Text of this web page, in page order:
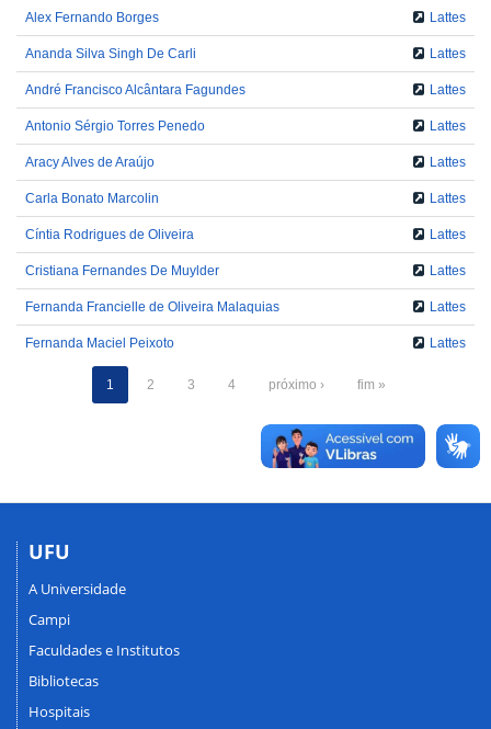
Alex Fernando Borges Lattes
Ananda Silva Singh De Carli Lattes
André Francisco Alcântara Fagundes Lattes
Antonio Sérgio Torres Penedo Lattes
Aracy Alves de Araújo Lattes
Carla Bonato Marcolin Lattes
Cíntia Rodrigues de Oliveira Lattes
Cristiana Fernandes De Muylder Lattes
Fernanda Francielle de Oliveira Malaquias Lattes
Fernanda Maciel Peixoto Lattes
1 2 3 4 próximo › fim »
UFU
A Universidade
Campi
Faculdades e Institutos
Bibliotecas
Hospitais